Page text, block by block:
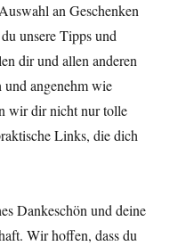
an Geschenken
unsere Tipps und
dir und allen anderen
und angenehm wie
wir dir nicht nur tolle
Links, die dich
Dankeschön und deine
Wir hoffen, dass du